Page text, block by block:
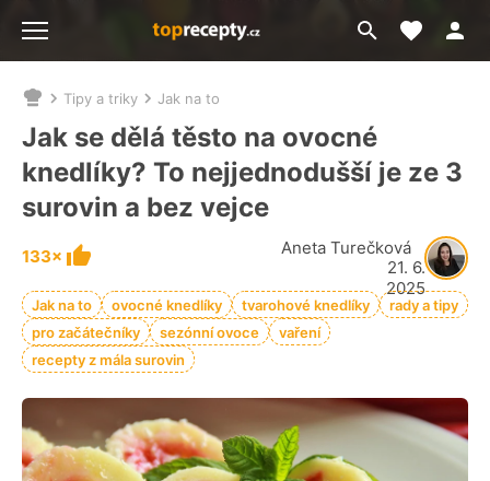
Přejít
na
Moje
Nacházíte
se
zde:
Tipy a triky Jak na to
Jak se dělá těsto na ovocné
knedlíky? To nejjednodušší je ze 3
surovin a bez vejce
133×
Aneta Turečková
21. 6.
2025
Jak na to ovocné knedlíky tvarohové knedlíky
rady a tipy
pro začátečníky
sezónní ovoce
vaření
recepty z mála surovin